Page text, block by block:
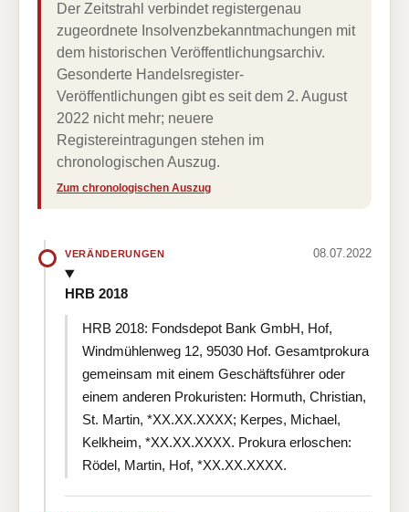
Der Zeitstrahl verbindet registergenau
zugeordnete Insolvenzbekanntmachungen mit
dem historischen Veröffentlichungsarchiv.
Gesonderte Handelsregister-
Veröffentlichungen gibt es seit dem 2. August
2022 nicht mehr; neuere
Registereintragungen stehen im
chronologischen Auszug.
Zum chronologischen Auszug
VERÄNDERUNGEN 08.07.2022
HRB 2018
HRB 2018: Fondsdepot Bank GmbH, Hof,
Windmühlenweg 12, 95030 Hof. Gesamtprokura
gemeinsam mit einem Geschäftsführer oder
einem anderen Prokuristen: Hormuth, Christian,
St. Martin, *XX.XX.XXXX; Kerpes, Michael,
Kelkheim, *XX.XX.XXXX. Prokura erloschen:
Rödel, Martin, Hof, *XX.XX.XXXX.